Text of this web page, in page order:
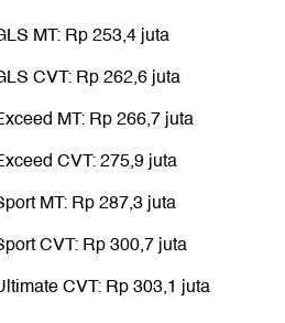
MT: Rp 253,4 juta
CVT: Rp 262,6 juta
MT: Rp 266,7 juta
CVT: 275,9 juta
MT: Rp 287,3 juta
CVT: Rp 300,7 juta
CVT: Rp 303,1 juta